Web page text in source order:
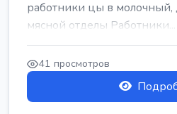
работники цы в молочный,
мясной отделы Работники...
41 просмотров